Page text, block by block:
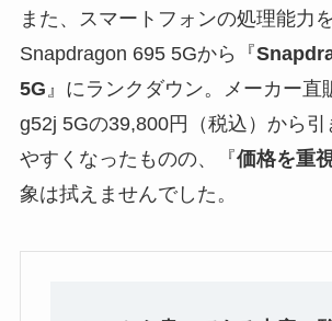
また、スマートフォンの処理能力
Snapdragon 695 5Gから『
5G』にランクダウン。メーカー直
g52j 5Gの39,800円（税込）から
やすくなったものの、『価格を重
象は拭えませんでした。